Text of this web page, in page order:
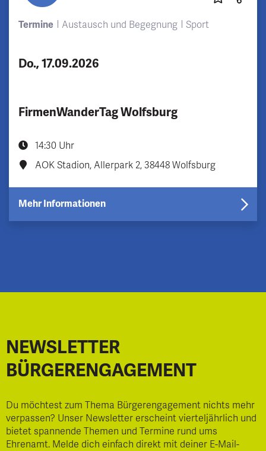
Termine Austausch und Begegnung Sport
Do., 17.09.2026
FirmenWanderTag Wolfsburg
14:30 Uhr
AOK Stadion, Allerpark 2, 38448 Wolfsburg
Mehr Informationen
NEWSLETTER
BÜRGERENGAGEMENT
Du möchtest zum Thema Bürgerengagement nichts mehr
verpassen? Unser Newsletter erscheint vierteljährlich und
bietet spannende Themen und Termine rund ums
Ehrenamt. Melde dich einfach direkt mit deiner E-Mail-